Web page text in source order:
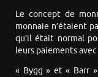
Le concept de
monnaie n’étaient
qu’il était normal
leurs paiements avec
« Bygg » et « Barr